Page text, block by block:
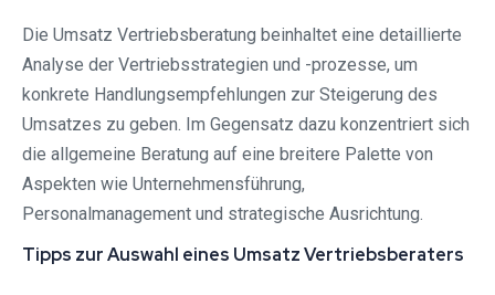
Die Umsatz Vertriebsberatung beinhaltet eine detaillierte
Analyse der Vertriebsstrategien und -prozesse, um
konkrete Handlungsempfehlungen zur Steigerung des
Umsatzes zu geben. Im Gegensatz dazu konzentriert sich
die allgemeine Beratung auf eine breitere Palette von
Aspekten wie Unternehmensführung,
Personalmanagement und strategische Ausrichtung.
Tipps zur Auswahl eines Umsatz Vertriebsberaters